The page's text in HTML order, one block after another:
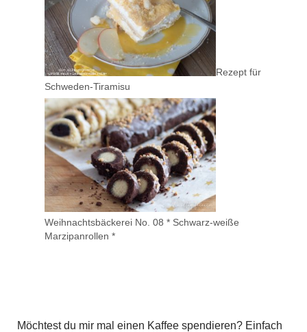
Rezept für
Schweden-Tiramisu
Weihnachtsbäckerei No. 08 * Schwarz-weiße
Marzipanrollen *
Möchtest du mir mal einen Kaffee spendieren? Einfach